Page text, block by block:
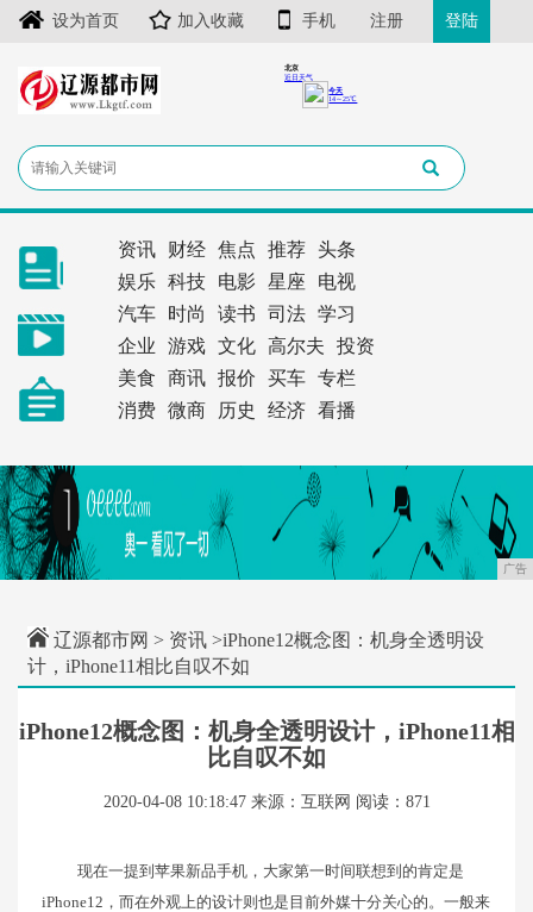
设为首页 加入收藏 手机 注册 登陆
资讯 财经 焦点 推荐
头条
娱乐
科技 电影 星座
电视
汽车
时尚 读书 司法
学习
企业
游戏 文化 高尔夫
投资
美食
商讯 报价 买车
专栏
消费
微商 历史 经济 看播
广告
辽源都市网 > 资讯 >iPhone12概念图：机身全透明设
计，iPhone11相比自叹不如
iPhone12概念图：机身全透明设计，iPhone11相
比自叹不如
2020-04-08 10:18:47 来源：互联网 阅读：871
现在一提到苹果新品手机，大家第一时间联想到的肯定是
iPhone12，而在外观上的设计则也是目前外媒十分关心的。一般来